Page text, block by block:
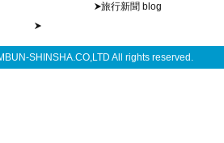
旅行新聞 blog
SHINSHA.CO,LTD All rights reserved.